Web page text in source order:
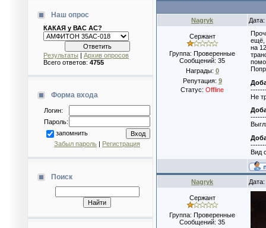
Наш опрос
КАКАЯ у ВАС АС?
Результаты | Архив опросов
Всего ответов: 4755
Форма входа
Логин:
Пароль:
запомнить
Забыл пароль | Регистрация
Поиск
Nagryk
Сержант
Группа: Проверенные
Сообщений: 35
Награды: 0
Репутация: 9
Статус: Offline
ещё,
на
Не
Вид
Nagryk
Сержант
Группа: Проверенные
Сообщений: 35